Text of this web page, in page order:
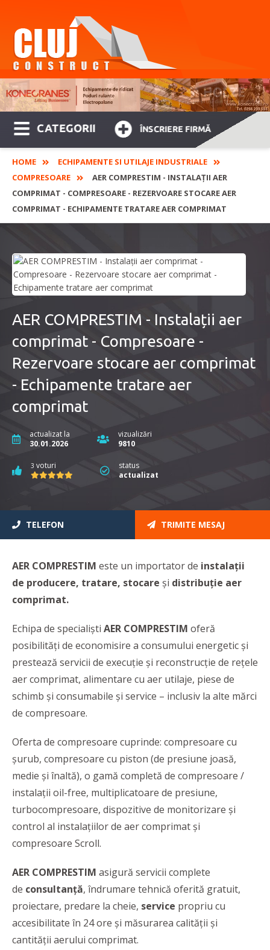
CATEGORII ÎNSCRIERE FIRMĂ
HOME
ECHIPAMENTE SI UTILAJE INDUSTRIALE
COMPRESOARE
AER COMPRESTIM - INSTALAȚII AER
COMPRIMAT - COMPRESOARE - REZERVOARE STOCARE AER
COMPRIMAT - ECHIPAMENTE TRATARE AER COMPRIMAT
AER COMPRESTIM - Instalații aer
comprimat - Compresoare -
Rezervoare stocare aer comprimat
- Echipamente tratare aer
comprimat
actualizat la
30.01.2026
vizualizări
9810
3 voturi
status
actualizat
TELEFON TRIMITE MESAJ
AER COMPRESTIM este un importator de instalații
de producere, tratare, stocare și distribuție aer
comprimat.
Echipa de specialiști AER COMPRESTIM oferă
posibilități de economisire a consumului energetic și
prestează servicii de execuție și reconstrucție de rețele
aer comprimat, alimentare cu aer utilaje, piese de
schimb și consumabile și service – inclusiv la alte mărci
de compresoare.
Oferta de compresoare cuprinde: compresoare cu
șurub, compresoare cu piston (de presiune joasă,
medie și înaltă), o gamă completă de compresoare /
instalații oil-free, multiplicatoare de presiune,
turbocompresoare, dispozitive de monitorizare și
control al instalațiilor de aer comprimat şi
compresoare Scroll.
AER COMPRESTIM asigură servicii complete
de consultanță, îndrumare tehnică oferită gratuit,
proiectare, predare la cheie, service propriu cu
accesibilitate în 24 ore și măsurarea calității și
cantității aerului comprimat.